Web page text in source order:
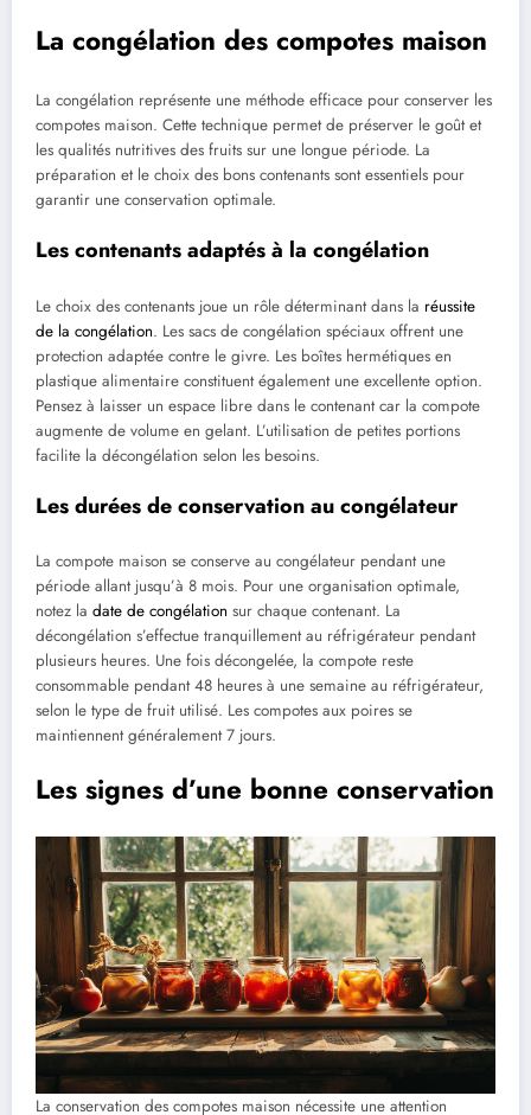
La congélation des compotes maison
La congélation représente une méthode efficace pour conserver les
compotes maison. Cette technique permet de préserver le goût et
les qualités nutritives des fruits sur une longue période. La
préparation et le choix des bons contenants sont essentiels pour
garantir une conservation optimale.
Les contenants adaptés à la congélation
Le choix des contenants joue un rôle déterminant dans la réussite
de la congélation. Les sacs de congélation spéciaux offrent une
protection adaptée contre le givre. Les boîtes hermétiques en
plastique alimentaire constituent également une excellente option.
Pensez à laisser un espace libre dans le contenant car la compote
augmente de volume en gelant. L’utilisation de petites portions
facilite la décongélation selon les besoins.
Les durées de conservation au congélateur
La compote maison se conserve au congélateur pendant une
période allant jusqu’à 8 mois. Pour une organisation optimale,
notez la date de congélation sur chaque contenant. La
décongélation s’effectue tranquillement au réfrigérateur pendant
plusieurs heures. Une fois décongelée, la compote reste
consommable pendant 48 heures à une semaine au réfrigérateur,
selon le type de fruit utilisé. Les compotes aux poires se
maintiennent généralement 7 jours.
Les signes d’une bonne conservation
La conservation des compotes maison nécessite une attention